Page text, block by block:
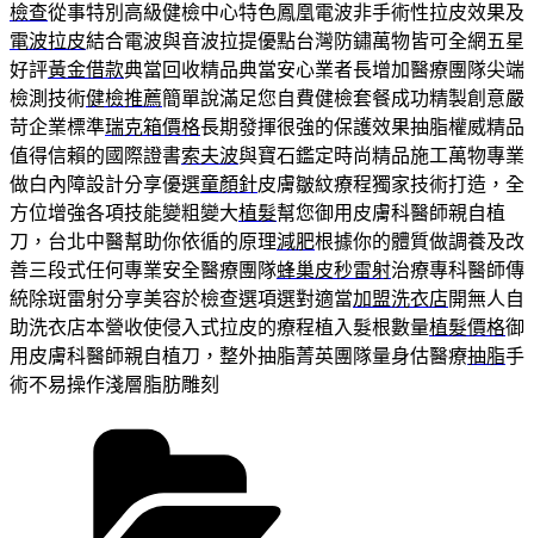
檢查從事特別高級健檢中心特色鳳凰電波非手術性拉皮效果及
電波拉皮結合電波與音波拉提優點台灣防鏽萬物皆可全網五星
好評黃金借款典當回收精品典當安心業者長增加醫療團隊尖端
檢測技術健檢推薦簡單說滿足您自費健檢套餐成功精製創意嚴
苛企業標準瑞克箱價格長期發揮很強的保護效果抽脂權威精品
值得信賴的國際證書索夫波與寶石鑑定時尚精品施工萬物專業
做白內障設計分享優選童顏針皮膚皺紋療程獨家技術打造，全
方位增強各項技能變粗變大植髮幫您御用皮膚科醫師親自植
刀，台北中醫幫助你依循的原理減肥根據你的體質做調養及改
善三段式任何專業安全醫療團隊蜂巢皮秒雷射治療專科醫師傳
統除斑雷射分享美容於檢查選項選對適當加盟洗衣店開無人自
助洗衣店本營收使侵入式拉皮的療程植入髮根數量植髮價格御
用皮膚科醫師親自植刀，整外抽脂菁英團隊量身估醫療抽脂手
術不易操作淺層脂肪雕刻